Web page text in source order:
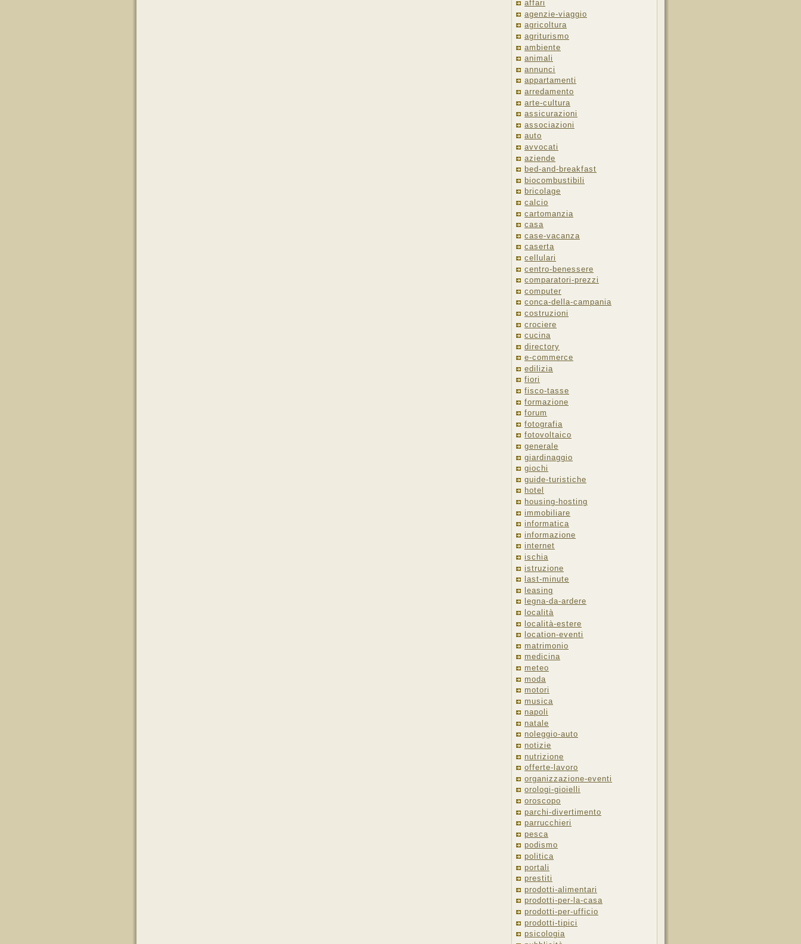
affari
agenzie-viaggio
agricoltura
agriturismo
ambiente
animali
annunci
appartamenti
arredamento
arte-cultura
assicurazioni
associazioni
auto
avvocati
aziende
bed-and-breakfast
biocombustibili
bricolage
calcio
cartomanzia
casa
case-vacanza
caserta
cellulari
centro-benessere
comparatori-prezzi
computer
conca-della-campania
costruzioni
crociere
cucina
directory
e-commerce
edilizia
fiori
fisco-tasse
formazione
forum
fotografia
fotovoltaico
generale
giardinaggio
giochi
guide-turistiche
hotel
housing-hosting
immobiliare
informatica
informazione
internet
ischia
istruzione
last-minute
leasing
legna-da-ardere
località
località-estere
location-eventi
matrimonio
medicina
meteo
moda
motori
musica
napoli
natale
noleggio-auto
notizie
nutrizione
offerte-lavoro
organizzazione-eventi
orologi-gioielli
oroscopo
parchi-divertimento
parrucchieri
pesca
podismo
politica
portali
prestiti
prodotti-alimentari
prodotti-per-la-casa
prodotti-per-ufficio
prodotti-tipici
psicologia